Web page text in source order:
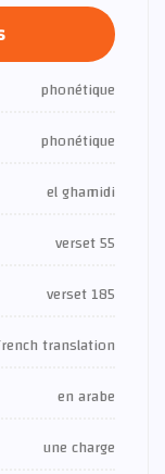
phonétique
phonétique
el ghamidi
verset 55
verset 185
translation
en arabe
une charge